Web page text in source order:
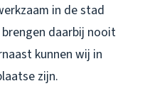
in de stad
daarbij nooit
kunnen wij in
zijn.